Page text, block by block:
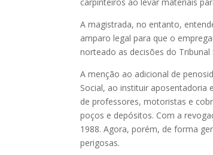
A magistrada, no entanto,
amparo legal para que o
norteado as decisões do Tribunal
A menção ao adicional de
Social, ao instituir aposentadoria
de professores, motoristas e
poços e depósitos. Com a
1988. Agora, porém, de forma
perigosas.